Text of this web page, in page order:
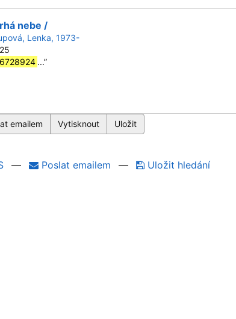
nebe /
Lenka, 1973-
...”
— Poslat emailem — Uložit hledání